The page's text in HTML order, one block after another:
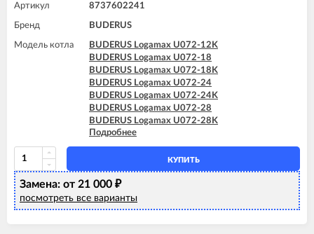
Артикул 8737602241
Бренд BUDERUS
Модель котла
BUDERUS Logamax U072-12K
BUDERUS Logamax U072-18
BUDERUS Logamax U072-18K
BUDERUS Logamax U072-24
BUDERUS Logamax U072-24K
BUDERUS Logamax U072-28
BUDERUS Logamax U072-28K
BUDERUS Logamax U072-35
BUDERUS Logamax U072-35K
Подробнее
КУПИТЬ
Замена: от 21 000 ₽
посмотреть все варианты